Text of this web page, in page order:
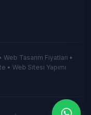
Tasarım Fiyatları •
• Web Sitesi Yapımı